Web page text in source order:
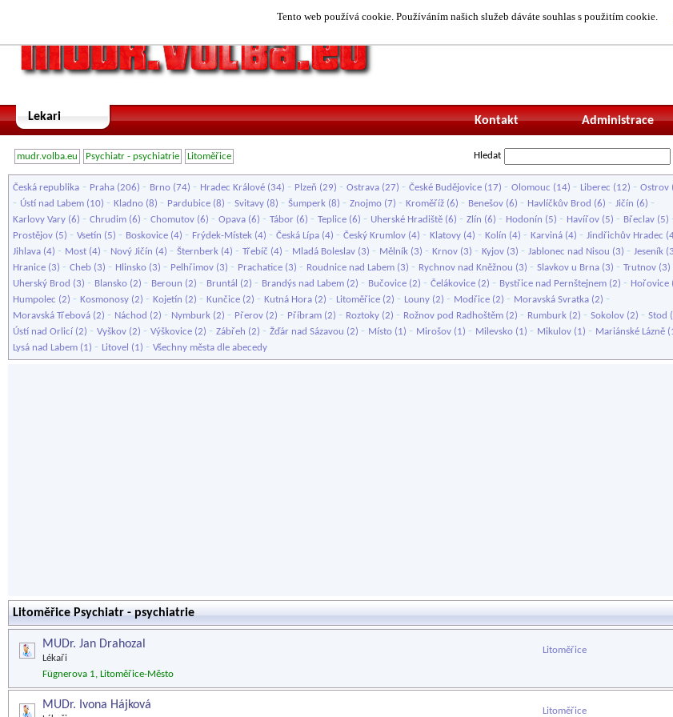
Tento web používá cookie. Používáním našich služeb dáváte souhlas s použitím cookie.
Lekari Administrace
Kontakt
mudr.volba.eu Psychiatr - psychiatrie Litoměřice Hledat
Česká republika - Praha (206) - Brno (74) - Hradec Králové (34) - Plzeň (29) - Ostrava (27) - České Budějovice (17) - Olomouc (14) - Liberec (12) - Ostrov
- Ústí nad Labem (10) - Kladno (8) - Pardubice (8) - Svitavy (8) - Šumperk (8) - Znojmo (7) - Kroměříž (6) - Benešov (6) - Havlíčkův Brod (6) - Jičín (6) -
Karlovy Vary (6) - Chrudim (6) - Chomutov (6) - Opava (6) - Tábor (6) - Teplice (6) - Uherské Hradiště (6) - Zlín (6) - Hodonín (5) - Havířov (5) - Břeclav (5)
Prostějov (5) - Vsetín (5) - Boskovice (4) - Frýdek-Místek (4) - Česká Lípa (4) - Český Krumlov (4) - Klatovy (4) - Kolín (4) - Karviná (4) - Jindřichův Hradec
Jihlava (4) - Most (4) - Nový Jičín (4) - Šternberk (4) - Třebíč (4) - Mladá Boleslav (3) - Mělník (3) - Krnov (3) - Kyjov (3) - Jablonec nad Nisou (3) - Jeseník
Hranice (3) - Cheb (3) - Hlinsko (3) - Pelhřimov (3) - Prachatice (3) - Roudnice nad Labem (3) - Rychnov nad Kněžnou (3) - Slavkov u Brna (3) - Trutnov (3)
Uherský Brod (3) - Blansko (2) - Beroun (2) - Bruntál (2) - Brandýs nad Labem (2) - Bučovice (2) - Čelákovice (2) - Bystřice nad Pernštejnem (2) - Hořovice
Humpolec (2) - Kosmonosy (2) - Kojetín (2) - Kunčice (2) - Kutná Hora (2) - Litoměřice (2) - Louny (2) - Modřice (2) - Moravská Svratka (2) -
Moravská Třebová (2) - Náchod (2) - Nymburk (2) - Přerov (2) - Příbram (2) - Roztoky (2) - Rožnov pod Radhoštěm (2) - Rumburk (2) - Sokolov (2) - Stod
Ústí nad Orlicí (2) - Vyškov (2) - Výškovice (2) - Zábřeh (2) - Žďár nad Sázavou (2) - Místo (1) - Mirošov (1) - Milevsko (1) - Mikulov (1) - Mariánské Lázně
Lysá nad Labem (1) - Litovel (1) - Všechny města dle abecedy
Litoměřice Psychiatr - psychiatrie
MUDr. Jan Drahozal
Lékaři
Litoměřice
Fügnerova 1, Litoměřice-Město
MUDr. Ivona Hájková Litoměřice